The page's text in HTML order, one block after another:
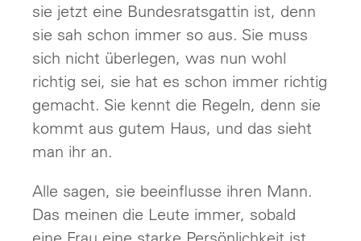
sie jetzt eine Bundesratsgattin ist, denn
sie sah schon immer so aus. Sie muss
sich nicht überlegen, was nun wohl
richtig sei, sie hat es schon immer richtig
gemacht. Sie kennt die Regeln, denn sie
kommt aus gutem Haus, und das sieht
man ihr an.
Alle sagen, sie beeinflusse ihren Mann.
Das meinen die Leute immer, sobald